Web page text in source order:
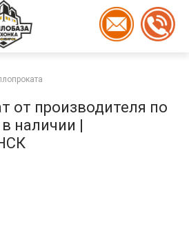
от производителя по
наличии |